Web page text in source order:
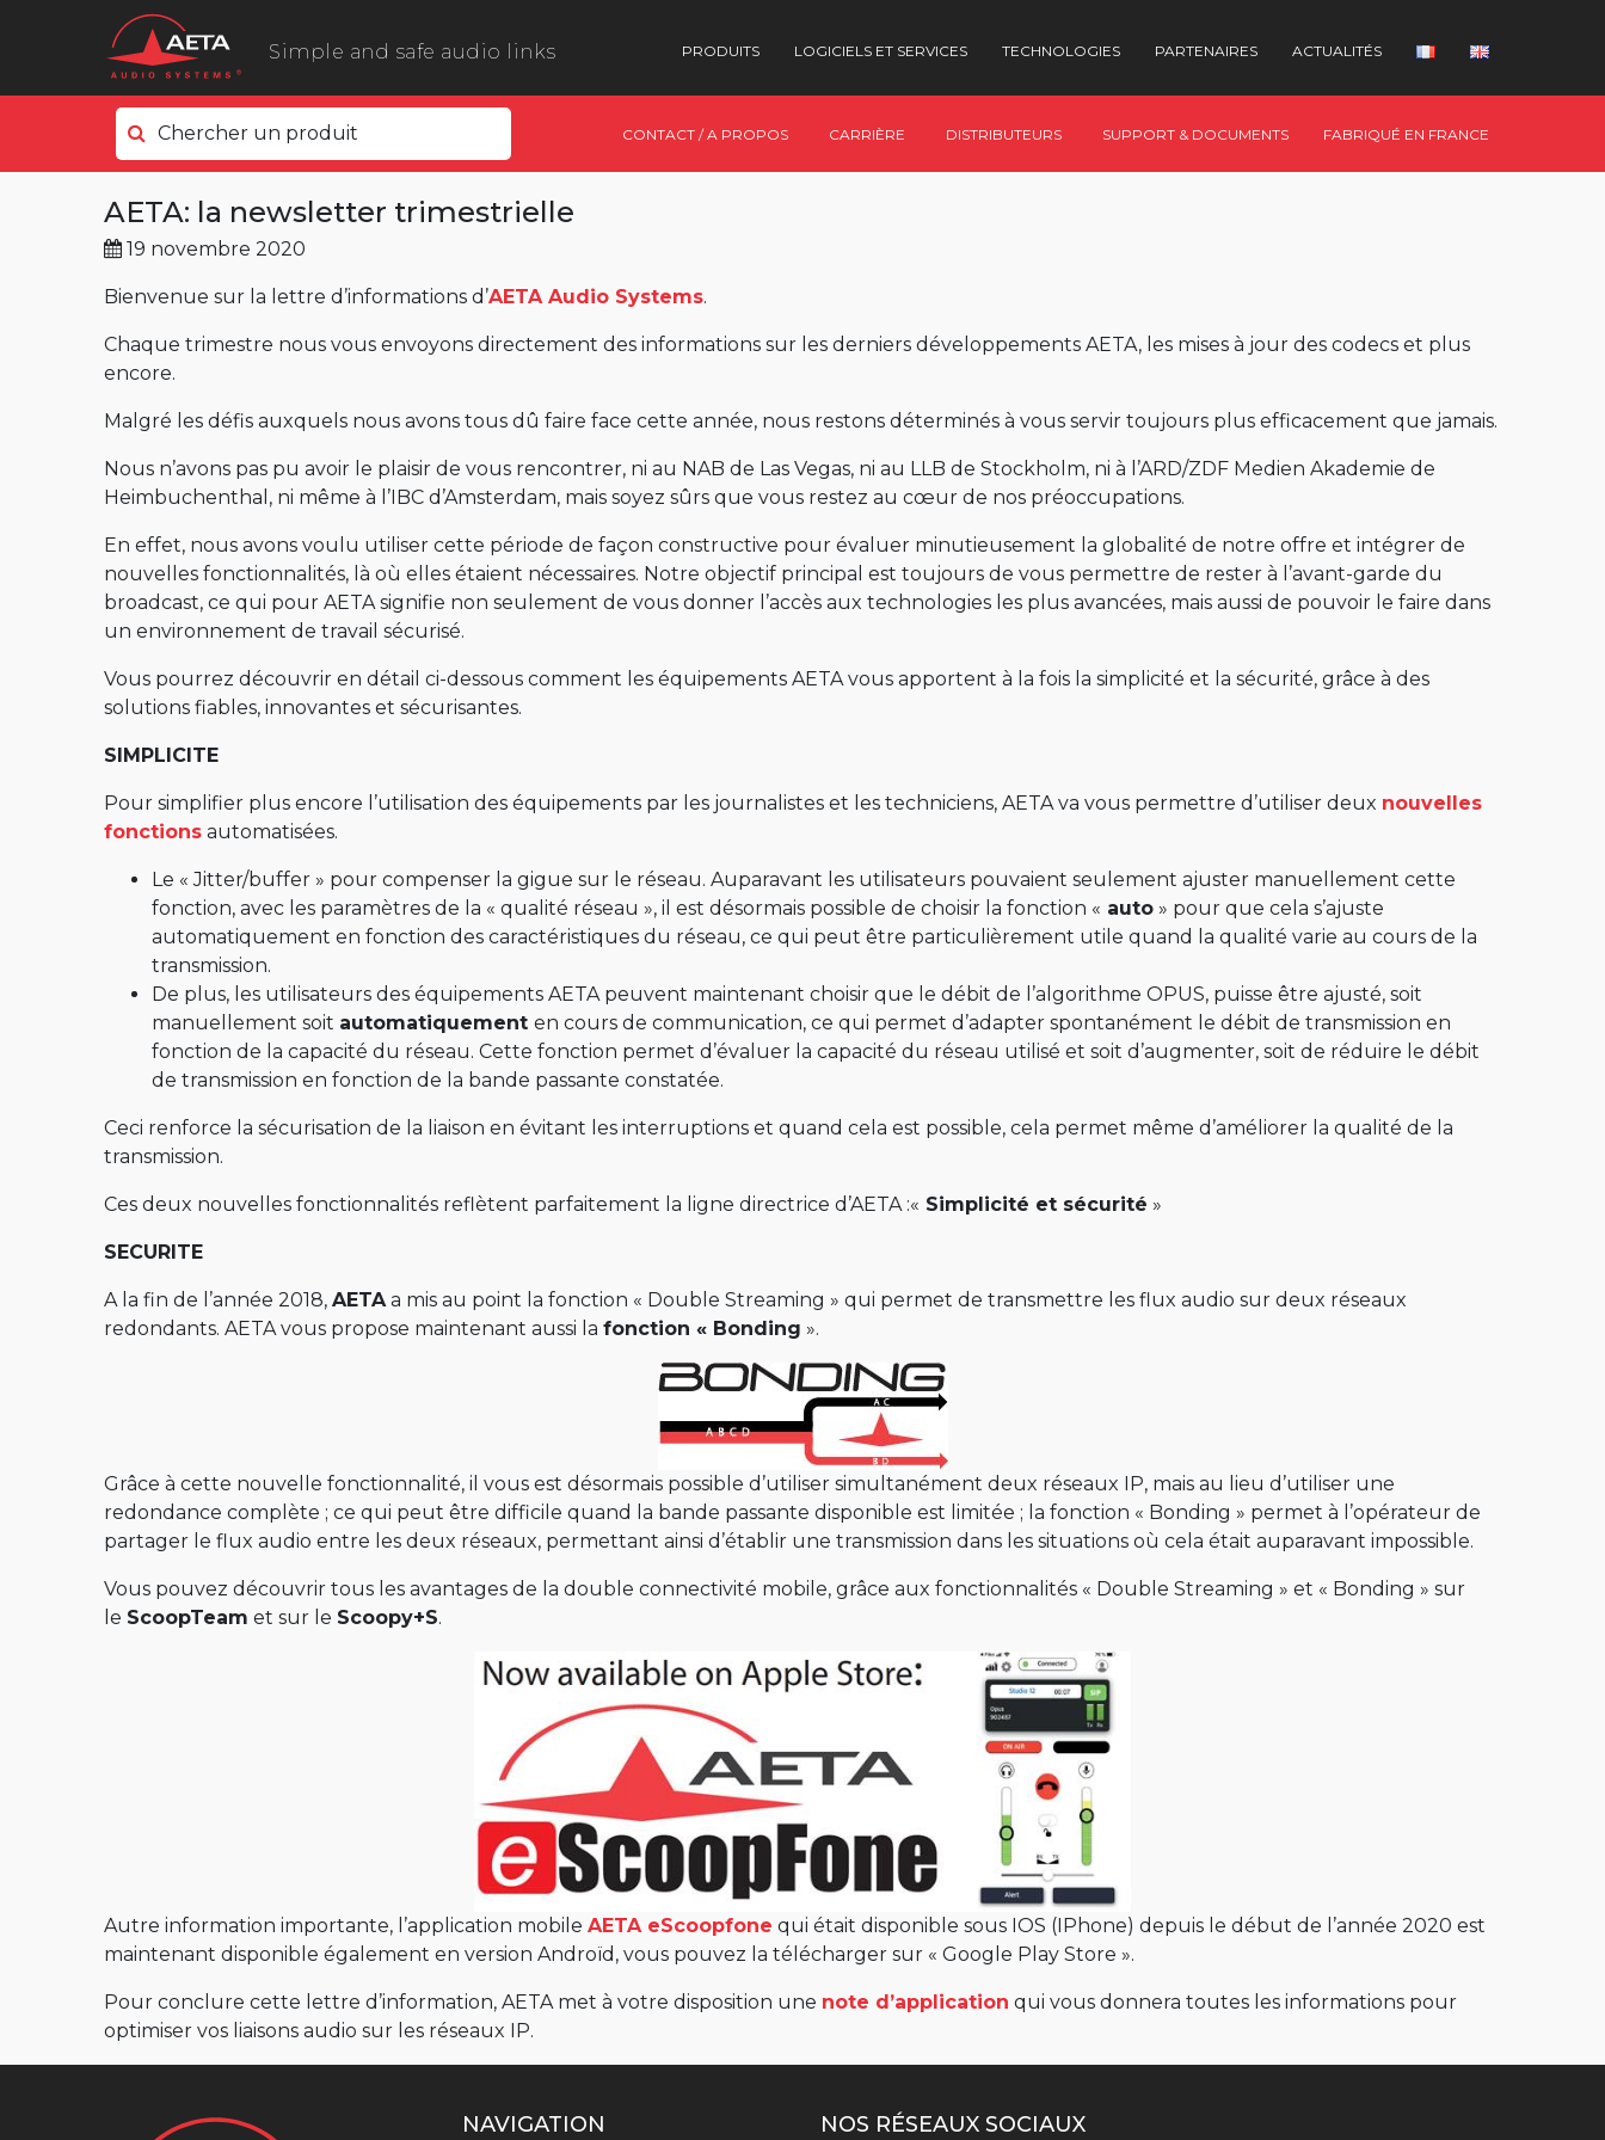
Simple and safe audio links PRODUITS LOGICIELS ET SERVICES TECHNOLOGIES PARTENAIRES ACTUALITÉS
Chercher un produit
Côté terrain
ScoopyFlex
ScoopTeam
ScoopFone 5G ScoopFone 4G
ScoopFone IP
ScoopFone HD
eScoopFone
Côté studio
Scoop 6
MultiScoop
µScoop
ScoopFone 5G-R ScoopFone 4G-R
ScoopFone IP-R
ScoopFoneHD-R
Software
MyScoopTeam
Scoop Manager
eScoopFone
Myscoopyflex_
Services
Remote Access
Serveur SIP AETA
LOCATION
Scoopy+
CONTACT / A PROPOS CARRIÈRE DISTRIBUTEURS SUPPORT & DOCUMENTS FABRIQUÉ EN FRANCE
AETA: la newsletter trimestrielle
19 novembre 2020
Bienvenue sur la lettre d’informations d’AETA Audio Systems.
Chaque trimestre nous vous envoyons directement des informations sur les derniers développements AETA, les mises à jour des codecs et plus
encore.
Malgré les défis auxquels nous avons tous dû faire face cette année, nous restons déterminés à vous servir toujours plus efficacement que jamais.
Nous n’avons pas pu avoir le plaisir de vous rencontrer, ni au NAB de Las Vegas, ni au LLB de Stockholm, ni à l’ARD/ZDF Medien Akademie de
Heimbuchenthal, ni même à l’IBC d’Amsterdam, mais soyez sûrs que vous restez au cœur de nos préoccupations.
En effet, nous avons voulu utiliser cette période de façon constructive pour évaluer minutieusement la globalité de notre offre et intégrer de
nouvelles fonctionnalités, là où elles étaient nécessaires. Notre objectif principal est toujours de vous permettre de rester à l’avant-garde du
broadcast, ce qui pour AETA signifie non seulement de vous donner l’accès aux technologies les plus avancées, mais aussi de pouvoir le faire dans
un environnement de travail sécurisé.
Vous pourrez découvrir en détail ci-dessous comment les équipements AETA vous apportent à la fois la simplicité et la sécurité, grâce à des
solutions fiables, innovantes et sécurisantes.
SIMPLICITE
Pour simplifier plus encore l’utilisation des équipements par les journalistes et les techniciens, AETA va vous permettre d’utiliser deux nouvelles
fonctions automatisées.
Le « Jitter/buffer » pour compenser la gigue sur le réseau. Auparavant les utilisateurs pouvaient seulement ajuster manuellement cette
fonction, avec les paramètres de la « qualité réseau », il est désormais possible de choisir la fonction « auto » pour que cela s’ajuste
automatiquement en fonction des caractéristiques du réseau, ce qui peut être particulièrement utile quand la qualité varie au cours de la
transmission.
De plus, les utilisateurs des équipements AETA peuvent maintenant choisir que le débit de l’algorithme OPUS, puisse être ajusté, soit
manuellement soit automatiquement en cours de communication, ce qui permet d’adapter spontanément le débit de transmission en
fonction de la capacité du réseau. Cette fonction permet d’évaluer la capacité du réseau utilisé et soit d’augmenter, soit de réduire le débit
de transmission en fonction de la bande passante constatée.
Ceci renforce la sécurisation de la liaison en évitant les interruptions et quand cela est possible, cela permet même d’améliorer la qualité de la
transmission.
Ces deux nouvelles fonctionnalités reflètent parfaitement la ligne directrice d’AETA :« Simplicité et sécurité »
SECURITE
A la fin de l’année 2018, AETAa mis au point la fonction « Double Streaming » qui permet de transmettre les flux audio sur deux réseaux
redondants. AETA vous propose maintenant aussi la fonction « Bonding ».
Grâce à cette nouvelle fonctionnalité, il vous est désormais possible d’utiliser simultanément deux réseaux IP, mais au lieu d’utiliser une
redondance complète ; ce qui peut être difficile quand la bande passante disponible est limitée ; la fonction « Bonding » permet à l’opérateur de
partager le flux audio entre les deux réseaux, permettant ainsi d’établir une transmission dans les situations où cela était auparavant impossible.
Vous pouvez découvrir tous les avantages de la double connectivité mobile, grâce aux fonctionnalités « Double Streaming » et « Bonding » sur
le ScoopTeam et sur le Scoopy+S.
Autre information importante, l’application mobile AETA eScoopfone qui était disponible sous IOS (IPhone) depuis le début de l’année 2020 est
maintenant disponible également en version Androïd, vous pouvez la télécharger sur « Google Play Store ».
Pour conclure cette lettre d’information, AETA met à votre disposition une note d’application qui vous donnera toutes les informations pour
optimiser vos liaisons audio sur les réseaux IP.
NAVIGATION NOS RÉSEAUX SOCIAUX